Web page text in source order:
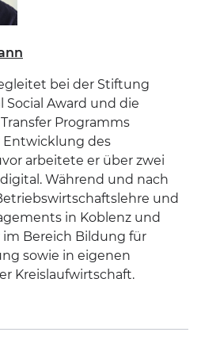
bei der Stiftung
Award und die
Programms
Entwicklung des
arbeitete er über zwei
Während und nach
und
in Koblenz und
Bereich Bildung für
sowie in eigenen
Kreislaufwirtschaft.